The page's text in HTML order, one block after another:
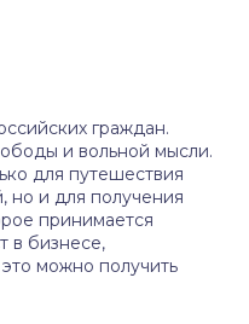
граждан.
и вольной мысли.
для путешествия
но и для получения
принимается
в бизнесе,
можно получить